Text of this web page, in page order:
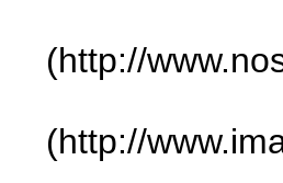
(http://
(http://